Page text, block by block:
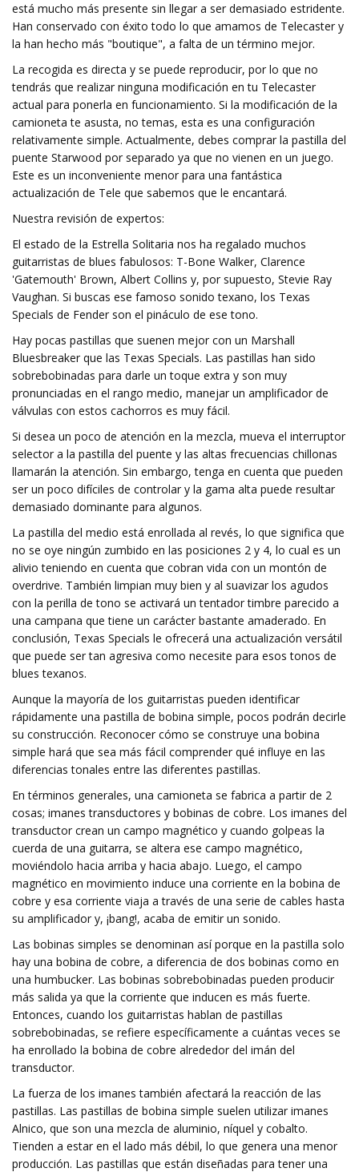
está mucho más presente sin llegar a ser demasiado estridente.
Han conservado con éxito todo lo que amamos de Telecaster y
la han hecho más "boutique", a falta de un término mejor.
La recogida es directa y se puede reproducir, por lo que no
tendrás que realizar ninguna modificación en tu Telecaster
actual para ponerla en funcionamiento. Si la modificación de la
camioneta te asusta, no temas, esta es una configuración
relativamente simple. Actualmente, debes comprar la pastilla del
puente Starwood por separado ya que no vienen en un juego.
Este es un inconveniente menor para una fantástica
actualización de Tele que sabemos que le encantará.
Nuestra revisión de expertos:
El estado de la Estrella Solitaria nos ha regalado muchos
guitarristas de blues fabulosos: T-Bone Walker, Clarence
'Gatemouth' Brown, Albert Collins y, por supuesto, Stevie Ray
Vaughan. Si buscas ese famoso sonido texano, los Texas
Specials de Fender son el pináculo de ese tono.
Hay pocas pastillas que suenen mejor con un Marshall
Bluesbreaker que las Texas Specials. Las pastillas han sido
sobrebobinadas para darle un toque extra y son muy
pronunciadas en el rango medio, manejar un amplificador de
válvulas con estos cachorros es muy fácil.
Si desea un poco de atención en la mezcla, mueva el interruptor
selector a la pastilla del puente y las altas frecuencias chillonas
llamarán la atención. Sin embargo, tenga en cuenta que pueden
ser un poco difíciles de controlar y la gama alta puede resultar
demasiado dominante para algunos.
La pastilla del medio está enrollada al revés, lo que significa que
no se oye ningún zumbido en las posiciones 2 y 4, lo cual es un
alivio teniendo en cuenta que cobran vida con un montón de
overdrive. También limpian muy bien y al suavizar los agudos
con la perilla de tono se activará un tentador timbre parecido a
una campana que tiene un carácter bastante amaderado. En
conclusión, Texas Specials le ofrecerá una actualización versátil
que puede ser tan agresiva como necesite para esos tonos de
blues texanos.
Aunque la mayoría de los guitarristas pueden identificar
rápidamente una pastilla de bobina simple, pocos podrán decirle
su construcción. Reconocer cómo se construye una bobina
simple hará que sea más fácil comprender qué influye en las
diferencias tonales entre las diferentes pastillas.
En términos generales, una camioneta se fabrica a partir de 2
cosas; imanes transductores y bobinas de cobre. Los imanes del
transductor crean un campo magnético y cuando golpeas la
cuerda de una guitarra, se altera ese campo magnético,
moviéndolo hacia arriba y hacia abajo. Luego, el campo
magnético en movimiento induce una corriente en la bobina de
cobre y esa corriente viaja a través de una serie de cables hasta
su amplificador y, ¡bang!, acaba de emitir un sonido.
Las bobinas simples se denominan así porque en la pastilla solo
hay una bobina de cobre, a diferencia de dos bobinas como en
una humbucker. Las bobinas sobrebobinadas pueden producir
más salida ya que la corriente que inducen es más fuerte.
Entonces, cuando los guitarristas hablan de pastillas
sobrebobinadas, se refiere específicamente a cuántas veces se
ha enrollado la bobina de cobre alrededor del imán del
transductor.
La fuerza de los imanes también afectará la reacción de las
pastillas. Las pastillas de bobina simple suelen utilizar imanes
Alnico, que son una mezcla de aluminio, níquel y cobalto.
Tienden a estar en el lado más débil, lo que genera una menor
producción. Las pastillas que están diseñadas para tener una